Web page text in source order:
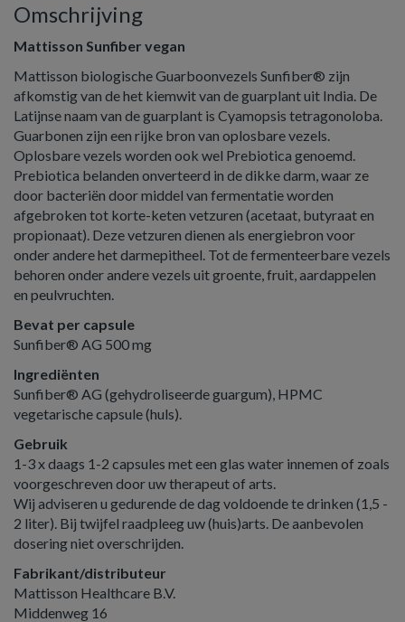
Omschrijving
Mattisson Sunfiber vegan
Mattisson biologische Guarboonvezels Sunfiber® zijn
afkomstig van de het kiemwit van de guarplant uit India. De
Latijnse naam van de guarplant is Cyamopsis tetragonoloba.
Guarbonen zijn een rijke bron van oplosbare vezels.
Oplosbare vezels worden ook wel Prebiotica genoemd.
Prebiotica belanden onverteerd in de dikke darm, waar ze
door bacteriën door middel van fermentatie worden
afgebroken tot korte-keten vetzuren (acetaat, butyraat en
propionaat). Deze vetzuren dienen als energiebron voor
onder andere het darmepitheel. Tot de fermenteerbare vezels
behoren onder andere vezels uit groente, fruit, aardappelen
en peulvruchten.
Bevat per capsule
Sunfiber® AG 500 mg
Ingrediënten
Sunfiber® AG (gehydroliseerde guargum), HPMC
vegetarische capsule (huls).
Gebruik
1-3 x daags 1-2 capsules met een glas water innemen of zoals
voorgeschreven door uw therapeut of arts.
Wij adviseren u gedurende de dag voldoende te drinken (1,5 -
2 liter). Bij twijfel raadpleeg uw (huis)arts. De aanbevolen
dosering niet overschrijden.
Fabrikant/distributeur
​​​​​​​Mattisson Healthcare B.V.
Middenweg 16